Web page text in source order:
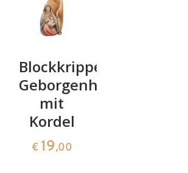
Blockkrippe
Geborgenheit
mit
Kordel
€ 19,00